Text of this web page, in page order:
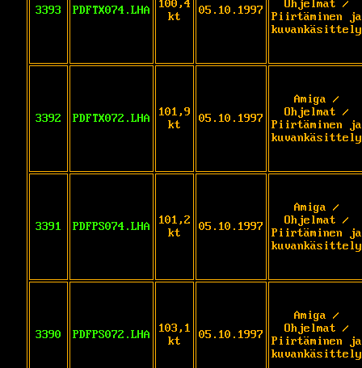
3393 PDFTX074.LHA
100,4
kt
05.10.1997
Ohjelmat /
Piirtäminen ja
kuvankäsittely
3392 PDFTX072.LHA
101,9
kt
05.10.1997
Amiga /
Ohjelmat /
Piirtäminen ja
kuvankäsittely
3391 PDFPS074.LHA
101,2
kt
05.10.1997
Amiga /
Ohjelmat /
Piirtäminen ja
kuvankäsittely
3390 PDFPS072.LHA
103,1
kt
05.10.1997
Amiga /
Ohjelmat /
Piirtäminen ja
kuvankäsittely